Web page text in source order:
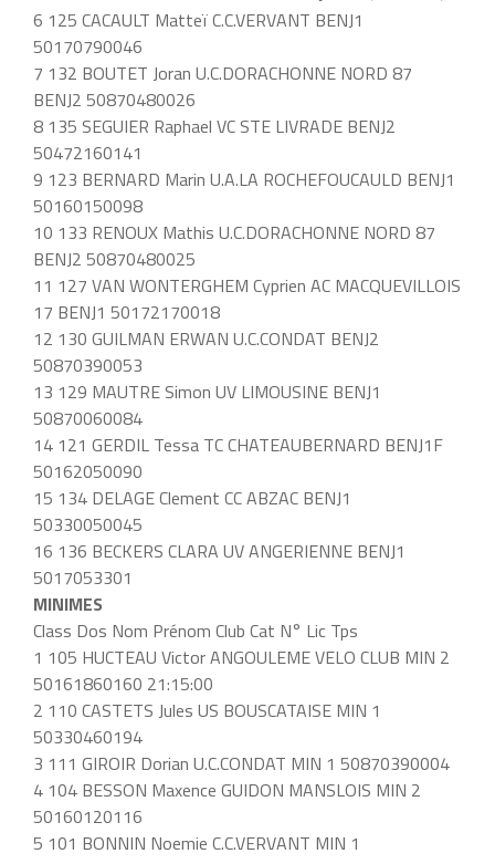
6 125 CACAULT Matteï C.C.VERVANT BENJ1
50170790046
7 132 BOUTET Joran U.C.DORACHONNE NORD 87
BENJ2 50870480026
8 135 SEGUIER Raphael VC STE LIVRADE BENJ2
50472160141
9 123 BERNARD Marin U.A.LA ROCHEFOUCAULD BENJ1
50160150098
10 133 RENOUX Mathis U.C.DORACHONNE NORD 87
BENJ2 50870480025
11 127 VAN WONTERGHEM Cyprien AC MACQUEVILLOIS
17 BENJ1 50172170018
12 130 GUILMAN ERWAN U.C.CONDAT BENJ2
50870390053
13 129 MAUTRE Simon UV LIMOUSINE BENJ1
50870060084
14 121 GERDIL Tessa TC CHATEAUBERNARD BENJ1F
50162050090
15 134 DELAGE Clement CC ABZAC BENJ1
50330050045
16 136 BECKERS CLARA UV ANGERIENNE BENJ1
5017053301
MINIMES
Class Dos Nom Prénom Club Cat N° Lic Tps
1 105 HUCTEAU Victor ANGOULEME VELO CLUB MIN 2
50161860160 21:15:00
2 110 CASTETS Jules US BOUSCATAISE MIN 1
50330460194
3 111 GIROIR Dorian U.C.CONDAT MIN 1 50870390004
4 104 BESSON Maxence GUIDON MANSLOIS MIN 2
50160120116
5 101 BONNIN Noemie C.C.VERVANT MIN 1